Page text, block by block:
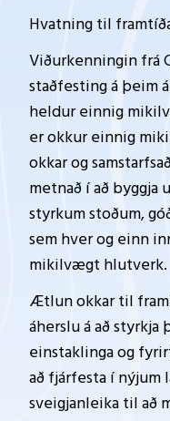
Hvatning til
Viðurkenningin frá
staðfesting á þeim
heldur einnig
er okkur einnig
okkar og
metnað í að
styrkum stoðum,
sem hver og einn
mikilvægt hlutverk.
Ætlun okkar til
áherslu á að
einstaklinga og
að fjárfesta í nýjum
sveigjanleika til að